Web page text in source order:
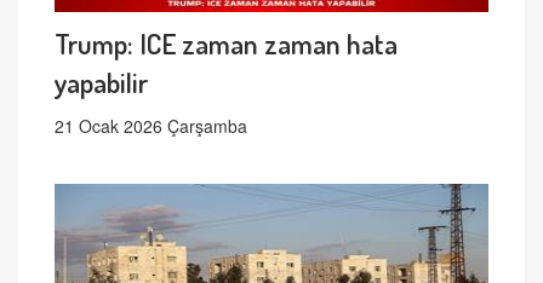
Trump: ICE zaman zaman hata
yapabilir
21 Ocak 2026 Çarşamba